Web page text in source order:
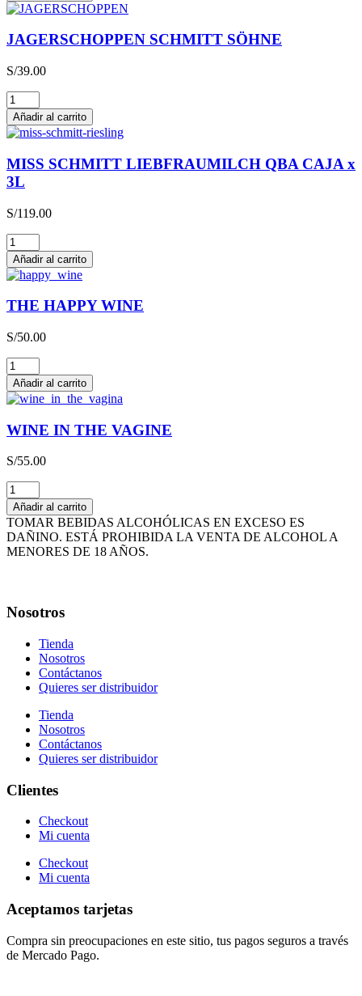
JAGERSCHOPPEN SCHMITT SÖHNE
S/39.00
JAGERSCHOPPEN
SCHMITT
SÖHNE
cantidad
Añadir al carrito
MISS SCHMITT LIEBFRAUMILCH QBA CAJA x
3L
S/119.00
MISS
SCHMITT
LIEBFRAUMILCH
QBA
CAJA
x
cantidad
Añadir al carrito
THE HAPPY WINE
S/50.00
THE
HAPPY
WINE
cantidad
Añadir al carrito
WINE IN THE VAGINE
S/55.00
WINE
IN
THE
VAGINE
cantidad
Añadir al carrito
TOMAR BEBIDAS ALCOHÓLICAS EN EXCESO ES
DAÑINO. ESTÁ PROHIBIDA LA VENTA DE ALCOHOL A
MENORES DE 18 AÑOS.
Nosotros
Tienda
Nosotros
Contáctanos
Quieres ser distribuidor
Tienda
Nosotros
Contáctanos
Quieres ser distribuidor
Clientes
Checkout
Mi cuenta
Checkout
Mi cuenta
Aceptamos tarjetas
Compra sin preocupaciones en este sitio, tus pagos seguros a través
de Mercado Pago.